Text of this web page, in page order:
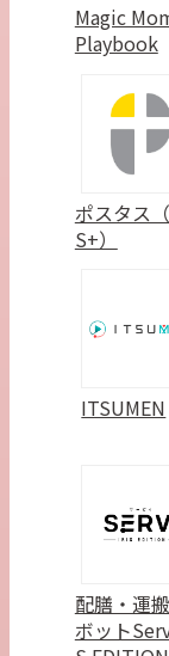
Magic
Playbook
ポスタス
S+）
ITSUMEN
配膳・運
ボット